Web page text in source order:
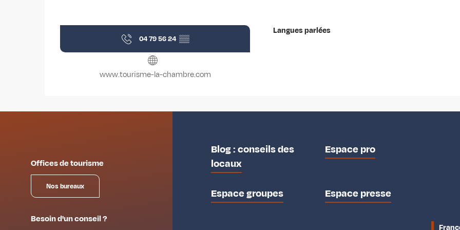
04 79 56 24 ▒▒
www.tourisme-la-chambre.com
Langues parlées
Langues parlées
Offices de tourisme
Nos bureaux
Besoin d'un conseil ?
Blog : conseils des
locaux
Espace pro
Espace groupes Espace presse